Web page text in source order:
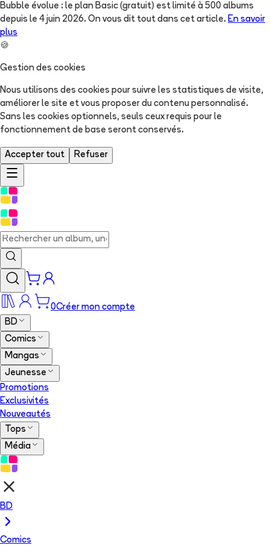
Bubble évolue : le plan Basic (gratuit) est limité à 500 albums
depuis le 4 juin 2026. On vous dit tout dans cet article. En savoir
plus
🍪
Gestion des cookies
Nous utilisons des cookies pour suivre les statistiques de visite,
améliorer le site et vous proposer du contenu personnalisé.
Sans les cookies optionnels, seuls ceux requis pour le
fonctionnement de base seront conservés.
Accepter tout Refuser
0Créer mon compte
BD
Comics
Mangas
Jeunesse
Promotions
Exclusivités
Nouveautés
Tops
Média
BD
Comics